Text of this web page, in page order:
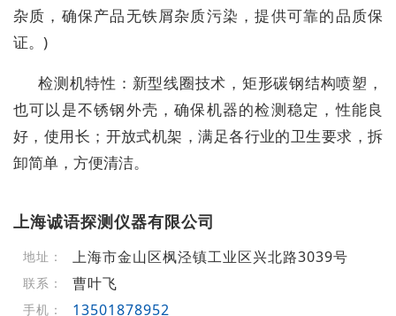
杂质，确保产品无铁屑杂质污染，提供可靠的品质保
证。)
检测机特性：新型线圈技术，矩形碳钢结构喷塑，
也可以是不锈钢外壳，确保机器的检测稳定，性能良
好，使用长；开放式机架，满足各行业的卫生要求，拆
卸简单，方便清洁。
上海诚语探测仪器有限公司
地址： 上海市金山区枫泾镇工业区兴北路3039号
联系： 曹叶飞
手机： 13501878952